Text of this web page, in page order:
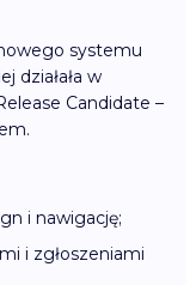
systemu
działała w
Candidate –
i nawigację;
i zgłoszeniami